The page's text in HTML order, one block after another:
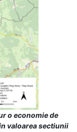
o economie de
valoarea sectiunii